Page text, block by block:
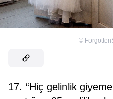
©
17. “Hiç gelinlik